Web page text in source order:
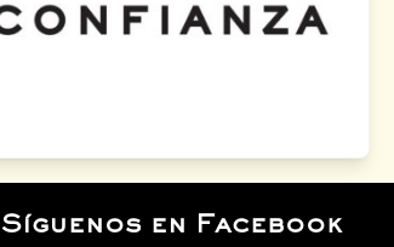
Síguenos en Facebook